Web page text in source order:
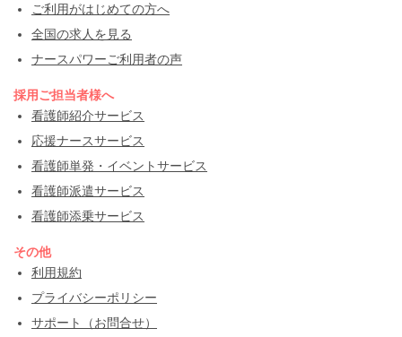
ご利用がはじめての方へ
全国の求人を見る
ナースパワーご利用者の声
採用ご担当者様へ
看護師紹介サービス
応援ナースサービス
看護師単発・イベントサービス
看護師派遣サービス
看護師添乗サービス
その他
利用規約
プライバシーポリシー
サポート（お問合せ）